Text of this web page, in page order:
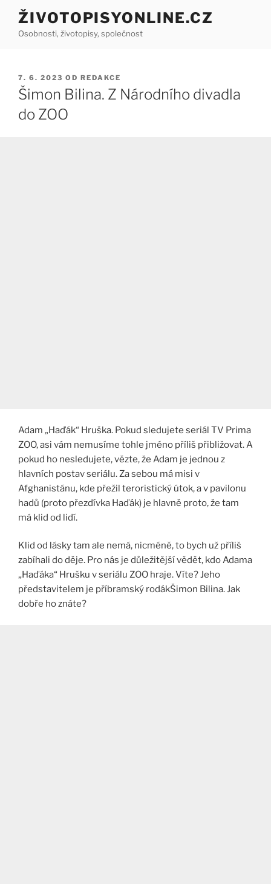
Přejít
obsahu
ŽIVOTOPISYONLINE.CZ
Osobnosti, životopisy, společnost
PUBLIKOVÁNO
7. 6. 2023 OD REDAKCE
Šimon Bilina. Z Národního divadla
do ZOO
Adam „Haďák“ Hruška. Pokud sledujete seriál TV Prima
ZOO, asi vám nemusíme tohle jméno příliš přibližovat. A
pokud ho nesledujete, vězte, že Adam je jednou z
hlavních postav seriálu. Za sebou má misi v
Afghanistánu, kde přežil teroristický útok, a v pavilonu
hadů (proto přezdívka Haďák) je hlavně proto, že tam
má klid od lidí.
Klid od lásky tam ale nemá, nicméně, to bych už příliš
zabíhali do děje. Pro nás je důležitější vědět, kdo Adama
„Haďáka“ Hrušku v seriálu ZOO hraje. Víte? Jeho
představitelem je příbramský rodákŠimon Bilina. Jak
dobře ho znáte?